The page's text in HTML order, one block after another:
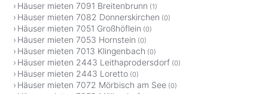
Häuser mieten 7091 Breitenbrunn (1)
Häuser mieten 7082 Donnerskirchen (0)
Häuser mieten 7051 Großhöflein (0)
Häuser mieten 7053 Hornstein (0)
Häuser mieten 7013 Klingenbach (0)
Häuser mieten 2443 Leithaprodersdorf (0)
Häuser mieten 2443 Loretto (0)
Häuser mieten 7072 Mörbisch am See (0)